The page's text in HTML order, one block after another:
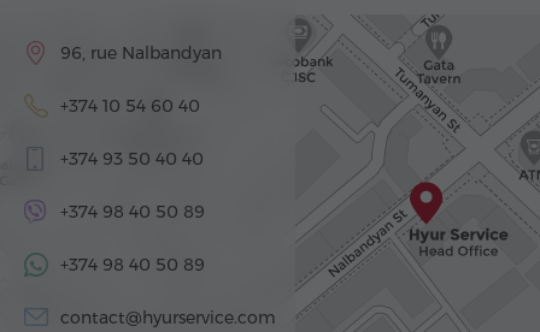
96, rue Nalbandyan
+374 10 54 60 40
+374 93 50 40 40
+374 98 40 50 89
+374 98 40 50 89
contact@hyurservice.com